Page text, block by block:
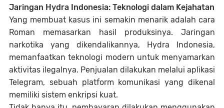
Jaringan Hydra Indonesia: Teknologi dalam Kejahatan
Yang membuat kasus ini semakin menarik adalah cara
Roman memasarkan hasil produksinya. Jaringan
narkotika yang dikendalikannya, Hydra Indonesia,
memanfaatkan teknologi modern untuk menyamarkan
aktivitas ilegalnya. Penjualan dilakukan melalui aplikasi
Telegram, sebuah platform komunikasi yang dikenal
memiliki sistem enkripsi kuat.